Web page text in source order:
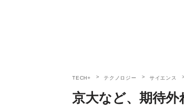
TECH+ テクノロジー サイエンス
京大など、期待